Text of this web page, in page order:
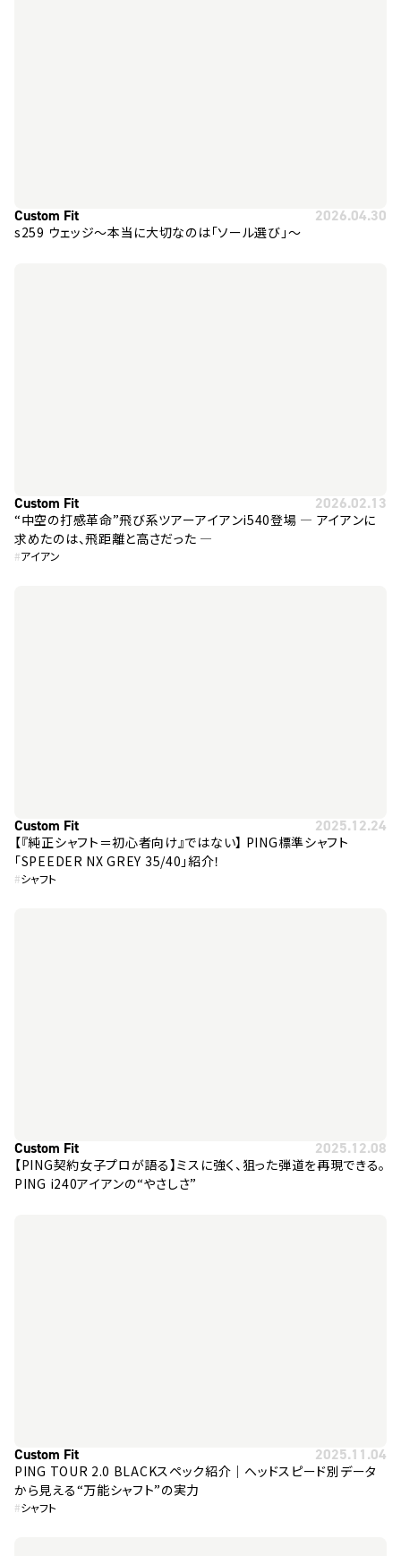
Custom Fit 2026.04.30
s259 ウェッジ～本当に大切なのは「ソール選び」～
Custom Fit 2026.02.13
“中空の打感革命”飛び系ツアーアイアンi540登場 ― アイアンに
求めたのは、飛距離と高さだった ―
#アイアン
Custom Fit 2025.12.24
【『純正シャフト＝初心者向け』ではない】 PING標準シャフト
「SPEEDER NX GREY 35/40」紹介！
#シャフト
Custom Fit 2025.12.08
【PING契約女子プロが語る】ミスに強く、狙った弾道を再現できる。
PING i240アイアンの“やさしさ”
Custom Fit 2025.11.04
PING TOUR 2.0 BLACKスペック紹介｜ヘッドスピード別データ
から見える“万能シャフト”の実力
#シャフト